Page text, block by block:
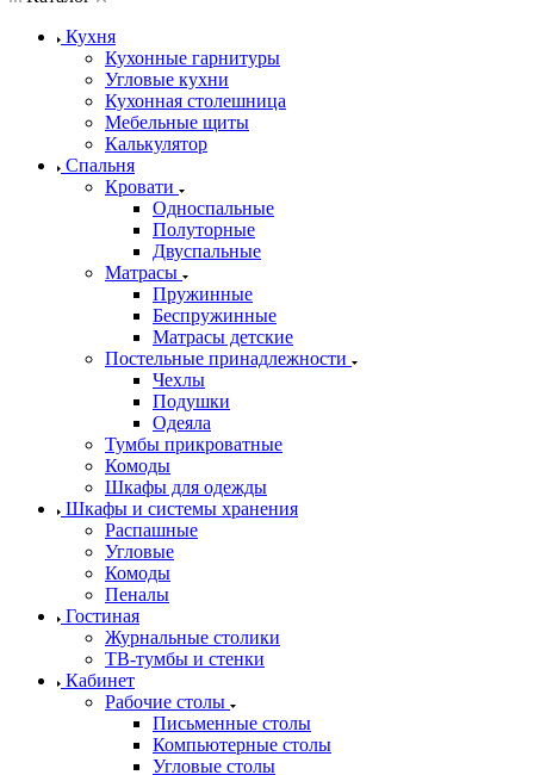
Кухня
Кухонные гарнитуры
Угловые кухни
Кухонная столешница
Мебельные щиты
Калькулятор
Спальня
Кровати
Односпальные
Полуторные
Двуспальные
Матрасы
Пружинные
Беспружинные
Матрасы детские
Постельные принадлежности
Чехлы
Подушки
Одеяла
Тумбы прикроватные
Комоды
Шкафы для одежды
Шкафы и системы хранения
Распашные
Угловые
Комоды
Пеналы
Гостиная
Журнальные столики
ТВ‑тумбы и стенки
Кабинет
Рабочие столы
Письменные столы
Компьютерные столы
Угловые столы